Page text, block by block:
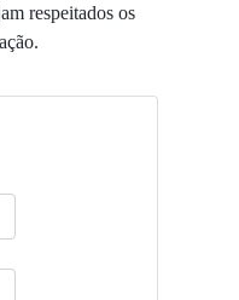
respeitados os